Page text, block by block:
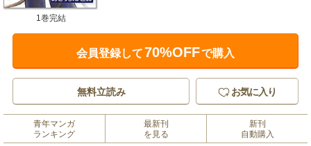
1巻完結
会員登録して70%OFFで購入
無料立読み お気に入り
青年マンガ
ランキング
最新刊
を見る
新刊
自動購入